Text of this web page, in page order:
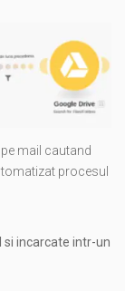
mail cautand
procesul
incarcate intr-un